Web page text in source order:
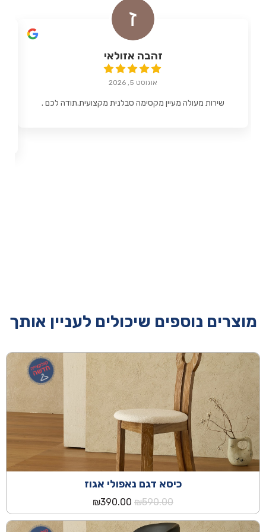
זהבה אזולאי
אוגוסט 5, 2026
שירות מעולה מעיין מקסימה סבלנית מקצועית.תודה לכם .
מוצרים נוספים שיכולים לעניין אותך
כיסא דגם נאפולי אגוז
₪590.00
המחיר
המקורי
היה:
₪390.00
הנוכחי
הוא: